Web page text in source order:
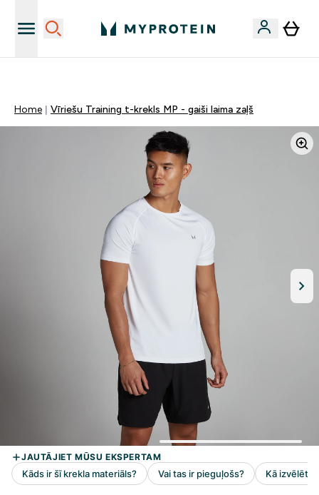
Home Vīriešu Training t-krekls MP - gaiši laima zaļš